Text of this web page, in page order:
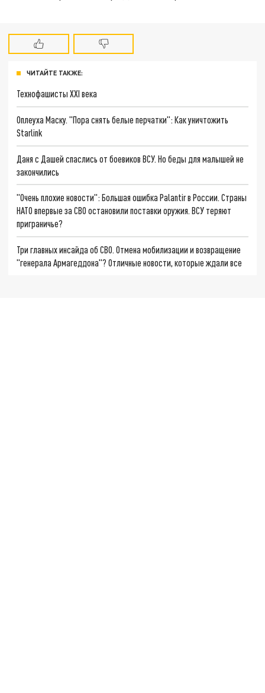
ЧИТАЙТЕ ТАКЖЕ:
Технофашисты XXI века
Оплеуха Маску. "Пора снять белые перчатки": Как уничтожить
Starlink
Даня с Дашей спаслись от боевиков ВСУ. Но беды для малышей не
закончились
"Очень плохие новости": Большая ошибка Palantir в России. Страны
НАТО впервые за СВО остановили поставки оружия. ВСУ теряют
приграничье?
Три главных инсайда об СВО. Отмена мобилизации и возвращение
"генерала Армагеддона"? Отличные новости, которые ждали все